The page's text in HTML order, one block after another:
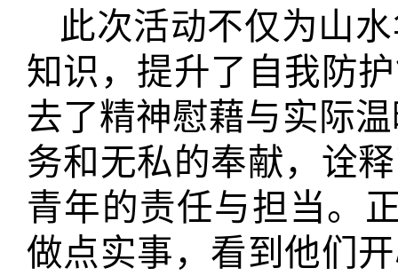
此次活动不仅为山
知识，提升了自我防
去了精神慰藉与实际
务和无私的奉献，诠
青年的责任与担当。
做点实事，看到他们